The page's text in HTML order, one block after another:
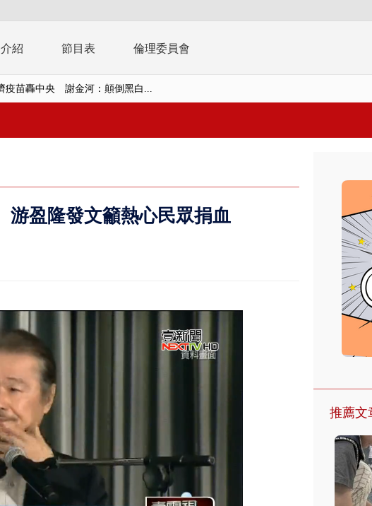
紹 節目表 倫理委員會
疫苗轟中央 謝金河：顛倒黑白...
撞車拒檢「油門一催」警察狂...
天 海軍近岸防禦演練 賴總統...
游盈隆發文籲熱心民眾捐血
推薦文